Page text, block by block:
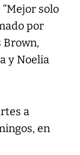
solo
por
Brown,
y Noelia
a
en